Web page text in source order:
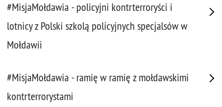
#MisjaMołdawia - policyjni kontrterroryści i
lotnicy z Polski szkolą policyjnych specjalsów w
Mołdawii
#MisjaMołdawia - ramię w ramię z mołdawskimi
kontrterrorystami